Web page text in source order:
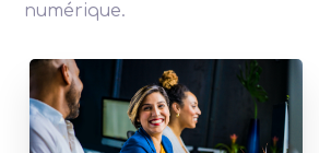
numérique.